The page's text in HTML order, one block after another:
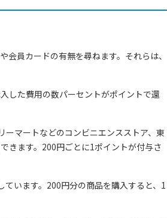
員カードの有無を尋ねます。それらは、
した費用の数パーセントがポイントで還
マートなどのコンビニエンスストア、東
きます。200円ごとに1ポイントが付与さ
います。200円分の商品を購入すると、1